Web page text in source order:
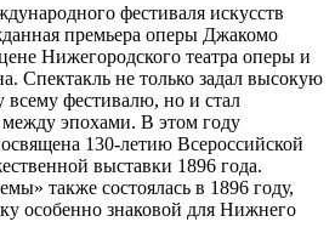
фестиваля искусств
премьера оперы Джакомо
Нижегородского театра оперы и
Спектакль не только задал высокую
всему фестивалю, но и стал
эпохами. В этом году
130-летию Всероссийской
выставки 1896 года.
также состоялась в 1896 году,
особенно знаковой для Нижнего